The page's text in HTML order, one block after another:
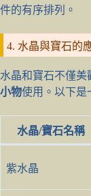
件的有序排列。
4. 水晶與寶石的
水晶和寶石不僅美
小物使用。以下是
水晶/寶石名稱
紫水晶